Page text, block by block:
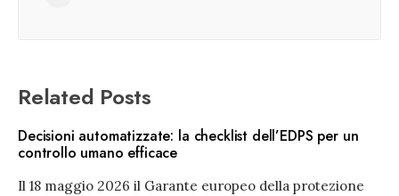
Related Posts
Decisioni automatizzate: la checklist dell’EDPS per un
controllo umano efficace
Il 18 maggio 2026 il Garante europeo della protezione